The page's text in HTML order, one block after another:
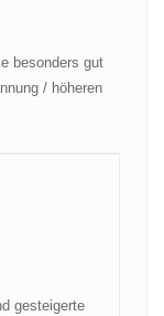
besonders gut
/ höheren
gesteigerte